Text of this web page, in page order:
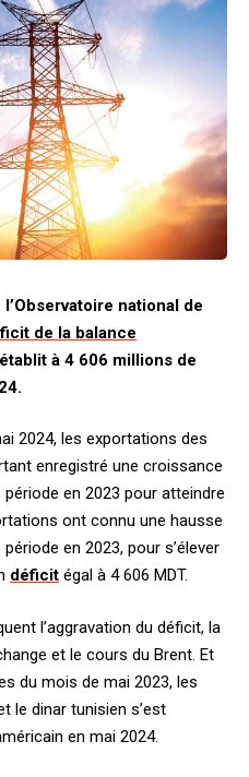
national de
de la balance
à 4 606 millions de
2024, les exportations des
enregistré une croissance
en 2023 pour atteindre
ont connu une hausse
en 2023, pour s’élever
déficit égal à 4 606 MDT.
l’aggravation du déficit, la
et le cours du Brent. Et
du mois de mai 2023, les
le dinar tunisien s’est
en mai 2024.